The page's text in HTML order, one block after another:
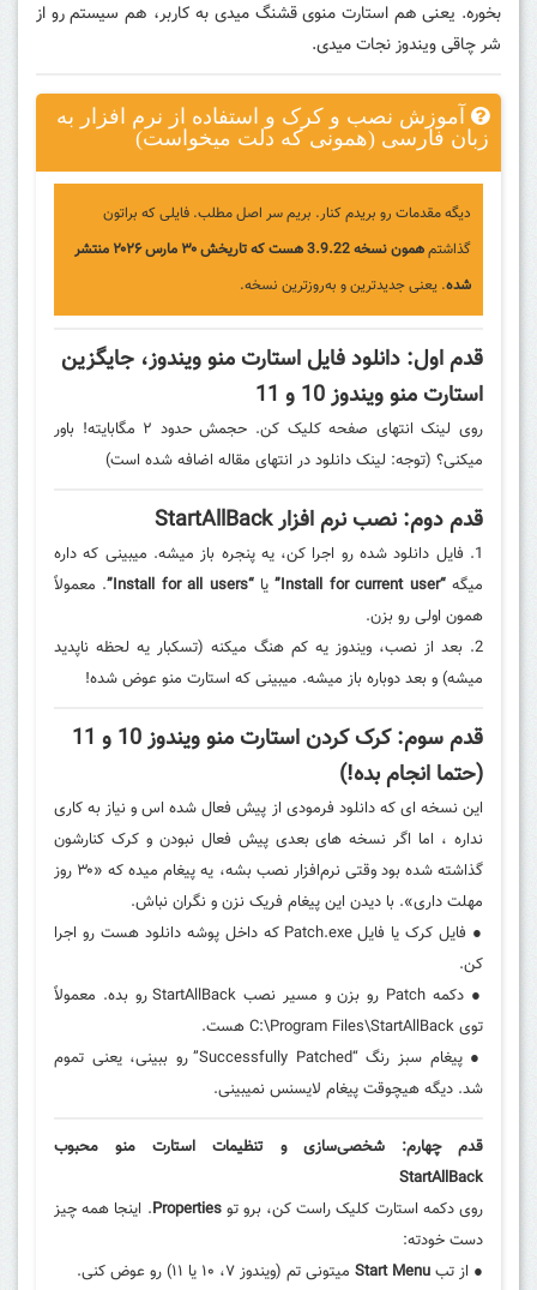
بخوره. یعنی هم استارت منوی قشنگ میدی به کاربر، هم سیستم رو از
شر چاقی ویندوز نجات میدی.
آموزش نصب و کرک و استفاده از نرم افزار به
زبان فارسی (همونی که دلت میخواست)
دیگه مقدمات رو بریدم کنار. بریم سر اصل مطلب. فایلی که براتون
گذاشتم
همون نسخه 3.9.22 هست که تاریخش ۳۰ مارس ۲۰۲۶ منتشر
شده. یعنی جدیدترین و به‌روز‌ترین نسخه.
قدم اول: دانلود فایل استارت منو ویندوز، جایگزین
استارت منو ویندوز 10 و
11
روی لینک انتهای صفحه کلیک کن. حجمش حدود ۲ مگابایته! باور
میکنی؟ (توجه: لینک دانلود در انتهای مقاله اضافه شده است)
قدم دوم: نصب نرم افزار StartAllBack
1. فایل دانلود شده رو اجرا کن،
یه پنجره باز میشه. میبینی که داره
میگه“Install for current user” یا“Install for all users”
. معمولاً
همون اولی رو بزن.
2. بعد از نصب، ویندوز یه کم هنگ میکنه (تسکبار یه لحظه ناپدید
میشه) و بعد دوباره باز میشه. میبینی که استارت منو عوض شده!
قدم سوم: کرک کردن استارت منو ویندوز 10 و 11
(حتما انجام بده!)
این نسخه ای که دانلود فرمودی از پیش فعال شده اس و نیاز به کاری
نداره ، اما اگر نسخه های بعدی پیش فعال نبودن و کرک کنارشون
گذاشته شده بود وقتی نرم‌افزار نصب بشه، یه پیغام میده که «۳۰ روز
مهلت داری». با دیدن این پیغام فریک نزن و نگران نباش.
● فایل کرک یا فایلPatch.exe که داخل پوشه دانلود هست رو اجرا
کن.
● دکمه Patch
رو بزن و مسیر نصب StartAllBack رو بده. معمولاً
توی C:\Program Files\StartAllBack هست.
● پیغام سبز رنگ “Successfully Patched” رو ببینی، یعنی تموم
شد. دیگه هیچوقت پیغام لایسنس نمیبینی.
قدم چهارم: شخصی‌سازی و تنظیمات استارت منو محبوب
StartAllBack
روی دکمه استارت کلیک راست کن، برو توProperties. اینجا همه چیز
دست خودته:
● از تب Start Menu میتونی تم (ویندوز ۷، ۱۰ یا ۱۱) رو عوض کنی.